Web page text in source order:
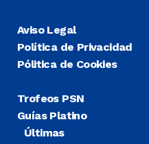
Aviso Legal
Política de Privacidad
Pólitica de Cookies
Trofeos PSN
Guías Platino
Últimas